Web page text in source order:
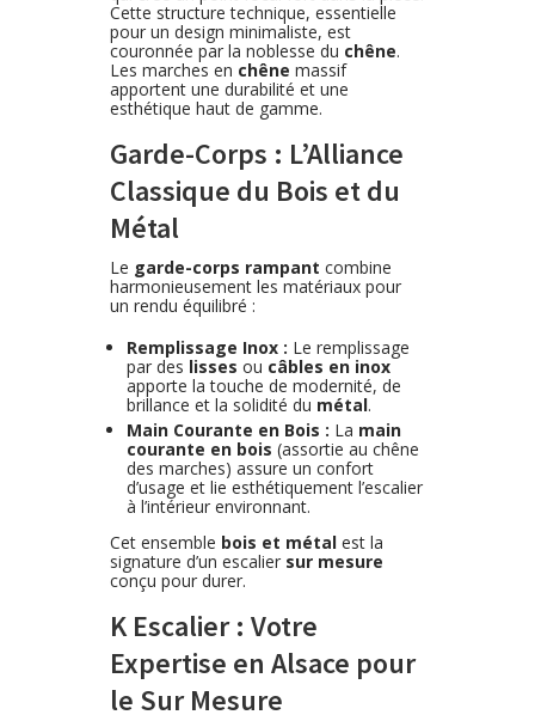
Cette structure technique, essentielle
pour un design minimaliste, est
couronnée par la noblesse du chêne.
Les marches en chêne massif
apportent une durabilité et une
esthétique haut de gamme.
Garde-Corps : L’Alliance
Classique du Bois et du
Métal
Le garde-corps rampant combine
harmonieusement les matériaux pour
un rendu équilibré :
Remplissage Inox : Le remplissage
par des lisses ou câbles en inox
apporte la touche de modernité, de
brillance et la solidité du métal.
Main Courante en Bois : La main
courante en bois (assortie au chêne
des marches) assure un confort
d’usage et lie esthétiquement l’escalier
à l’intérieur environnant.
Cet ensemble bois et métal est la
signature d’un escalier sur mesure
conçu pour durer.
K Escalier : Votre
Expertise en Alsace pour
le Sur Mesure